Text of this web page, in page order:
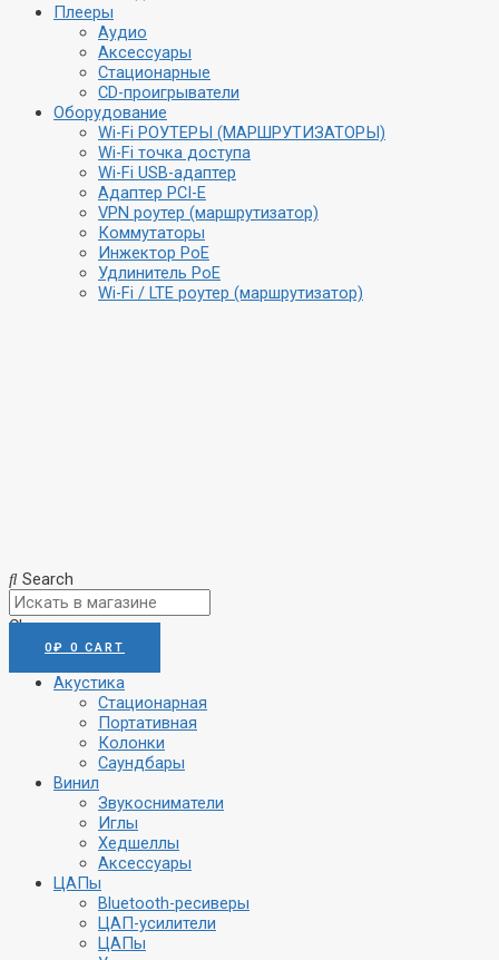
Плееры
Аудио
Аксессуары
Стационарные
CD-проигрыватели
Оборудование
Wi-Fi РОУТЕРЫ (МАРШРУТИЗАТОРЫ)
Wi-Fi точка доступа
Wi-Fi USB-адаптер
Адаптер PCI-E
VPN роутер (маршрутизатор)
Коммутаторы
Инжектор PoE
Удлинитель PoE
Wi-Fi / LTE роутер (маршрутизатор)
Search
Close
0₽ 0 CART
Акустика
Стационарная
Портативная
Колонки
Саундбары
Винил
Звукосниматели
Иглы
Хедшеллы
Аксессуары
ЦАПы
Bluetooth-ресиверы
ЦАП-усилители
ЦАПы